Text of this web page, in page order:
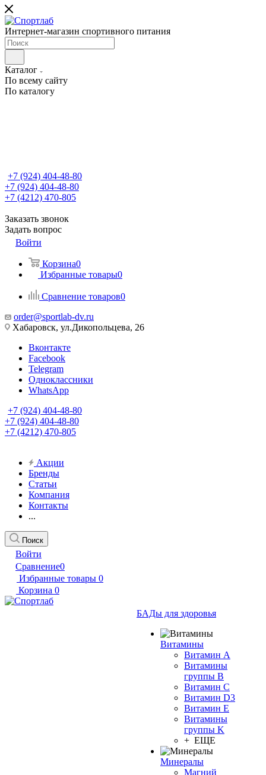
Интернет-магазин спортивного питания
Каталог
По всему сайту
По каталогу
+7 (924) 404-48-80
+7 (924) 404-48-80
+7 (4212) 470-805
Заказать звонок
Задать вопрос
Войти
Корзина0
Избранные товары0
Сравнение товаров0
order@sportlab-dv.ru
Хабаровск, ул.Дикопольцева, 26
Вконтакте
Facebook
Telegram
Одноклассники
WhatsApp
+7 (924) 404-48-80
+7 (924) 404-48-80
+7 (4212) 470-805
Акции
Бренды
Статьи
Компания
Контакты
...
Поиск
Войти
Сравнение0
Избранные товары 0
Корзина 0
БАДы для здоровья
Витамины
Витамин А
Витамины
группы B
Витамин C
Витамин D3
Витамин E
Витамины
группы K
+ ЕЩЕ
Минералы
Магний